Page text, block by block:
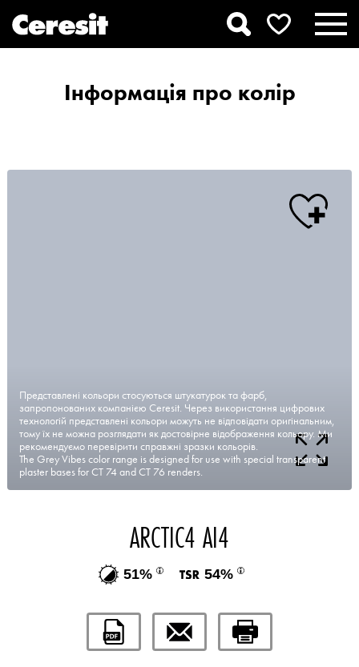
Інформація про колір
Представлені кольори стосуються штукатурок та фарб,
запропонованих компанією Ceresit. Через використання цифрових
технологій представлені кольори можуть не відповідати оригінальним,
тому їх не можна розглядати як достовірне відображення кольору. Ми
рекомендуємо перевірити справжні зразки кольорів.
The Grey Vibes color range is designed for use with special transparent
plaster bases for CT 74 and CT 76 renders.
ARCTIC4 AI4
51% 54%